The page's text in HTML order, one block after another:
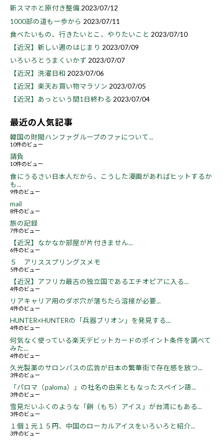
新スマホと原付き整備2023/07/12
1000部の道も一歩から 2023/07/11
食べたいもの、行きたいとこ、やりたいこと 2023/07/10
【近況】新しい週のはじまり 2023/07/09
いろいろとうまくいかず 2023/07/07
【近況】洗濯日和 2023/07/06
【近況】楽天お買い物マラソン 2023/07/05
【近況】あっという間1日終わる 2023/07/04
最近の人気記事
韓国の財閥ハンファグループのファについて...
10件のビュー
請負
10件のビュー
食にうるさい日本人だから、こうした漫画があればヒットするか
も...
9件のビュー
mail
8件のビュー
旅の記録
7件のビュー
【近況】なかなか部屋が片付きません...
6件のビュー
５ アリススプリングスメモ
5件のビュー
【近況】アフリカ最古の独立国であるエチオピアに入る...
4件のビュー
リアキャリア用のダボ穴が落ちたら溶接が必要...
4件のビュー
HUNTER×HUNTERの「兵器ブリオン」を発見する...
4件のビュー
何気なく使っている楽天デビットカードのポイント条件を調べて
みた...
4件のビュー
久光製薬のサロンパスの広告が日本の繁華街で存在感を放つ...
3件のビュー
「パロマ（paloma）」の社名の由来ともなったスペイン語...
3件のビュー
雪見だいふくのような「餅（もち）アイス」が台湾にもある...
3件のビュー
１個１元１５円、中国のローカルアイスをいろいろと紹介...
3件のビュー